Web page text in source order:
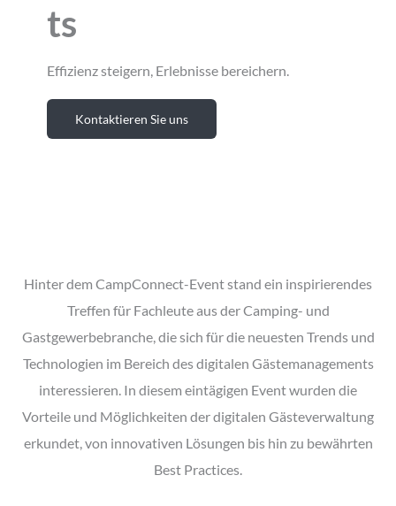
ts
Effizienz steigern, Erlebnisse bereichern.
Kontaktieren Sie uns
Hinter dem CampConnect-Event stand ein inspirierendes
Treffen für Fachleute aus der Camping- und
Gastgewerbebranche, die sich für die neuesten Trends und
Technologien im Bereich des digitalen Gästemanagements
interessieren. In diesem eintägigen Event wurden die
Vorteile und Möglichkeiten der digitalen Gästeverwaltung
erkundet, von innovativen Lösungen bis hin zu bewährten
Best Practices.